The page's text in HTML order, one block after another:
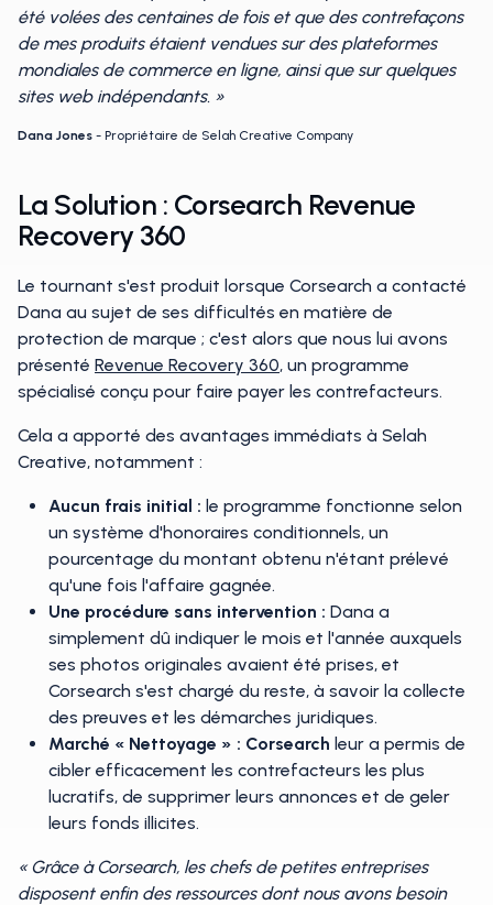
été volées des centaines de fois et que des contrefaçons
de mes produits étaient vendues sur des plateformes
mondiales de commerce en ligne, ainsi que sur quelques
sites web indépendants. »
Dana Jones - Propriétaire de Selah Creative Company
La Solution : Corsearch Revenue
Recovery 360
Le tournant s'est produit lorsque Corsearch a contacté
Dana au sujet de ses difficultés en matière de
protection de marque ; c'est alors que nous lui avons
présenté Revenue Recovery 360, un programme
spécialisé conçu pour faire payer les contrefacteurs.
Cela a apporté des avantages immédiats à Selah
Creative, notamment :
Aucun frais initial : le programme fonctionne selon
un système d'honoraires conditionnels, un
pourcentage du montant obtenu n'étant prélevé
qu'une fois l'affaire gagnée.
Une procédure sans intervention : Dana a
simplement dû indiquer le mois et l'année auxquels
ses photos originales avaient été prises, et
Corsearch s'est chargé du reste, à savoir la collecte
des preuves et les démarches juridiques.
Marché « Nettoyage » : Corsearch leur a permis de
cibler efficacement les contrefacteurs les plus
lucratifs, de supprimer leurs annonces et de geler
leurs fonds illicites.
« Grâce à Corsearch, les chefs de petites entreprises
disposent enfin des ressources dont nous avons besoin